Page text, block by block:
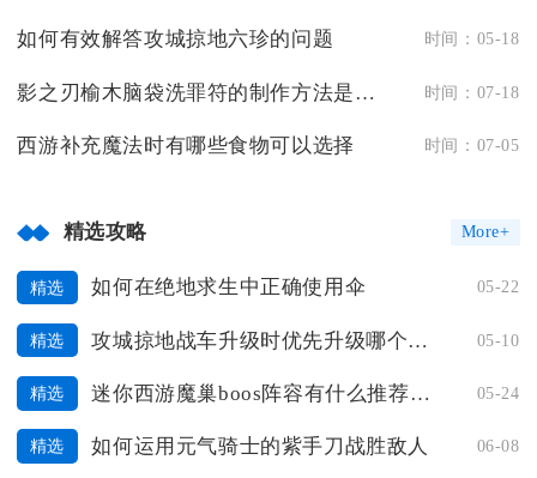
如何有效解答攻城掠地六珍的问题 时间：05-18
影之刃榆木脑袋洗罪符的制作方法是什么 时间：07-18
西游补充魔法时有哪些食物可以选择 时间：07-05
精选攻略 More+
精选 如何在绝地求生中正确使用伞 05-22
精选 攻城掠地战车升级时优先升级哪个车身零件 05-10
精选 迷你西游魔巢boos阵容有什么推荐的策略 05-24
精选 如何运用元气骑士的紫手刀战胜敌人 06-08